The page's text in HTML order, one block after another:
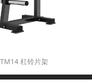
TM14 杠铃片架